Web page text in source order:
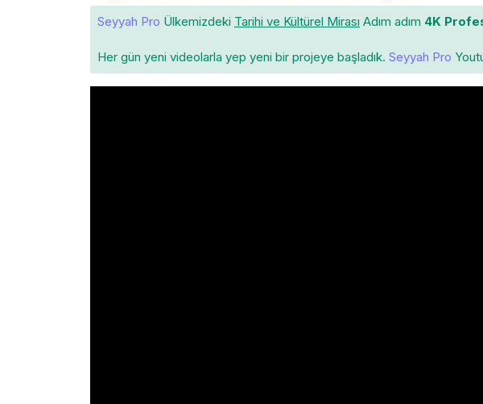
Seyyah Pro Ülkemizdeki Tarihi ve Kültürel Mirası Adım adım 4K
Her gün yeni videolarla yep yeni bir projeye başladık. Seyyah Pro